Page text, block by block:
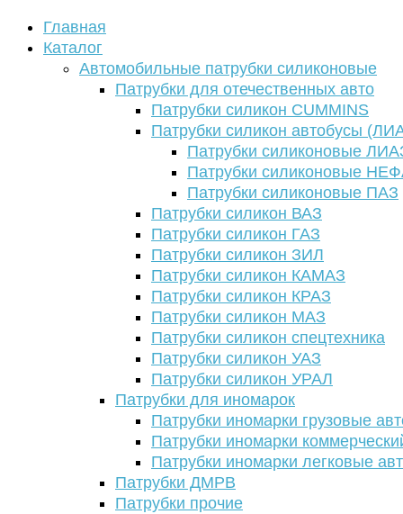
Главная
Каталог
Автомобильные патрубки силиконовые
Патрубки для отечественных авто
Патрубки силикон CUMMINS
Патрубки силикон автобусы
Патрубки силиконовые
Патрубки силиконовые
Патрубки силиконовые ПАЗ
Патрубки силикон ВАЗ
Патрубки силикон ГАЗ
Патрубки силикон ЗИЛ
Патрубки силикон КАМАЗ
Патрубки силикон КРАЗ
Патрубки силикон МАЗ
Патрубки силикон спецтехника
Патрубки силикон УАЗ
Патрубки силикон УРАЛ
Патрубки для иномарок
Патрубки иномарки грузовые
Патрубки иномарки
Патрубки иномарки легковые
Патрубки ДМРВ
Патрубки прочие